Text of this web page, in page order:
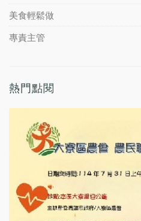
美食輕鬆做
專責主管
熱門點閱